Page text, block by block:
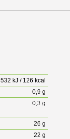
532 kJ / 126 kcal
0,9 g
0,3 g
26 g
22 g